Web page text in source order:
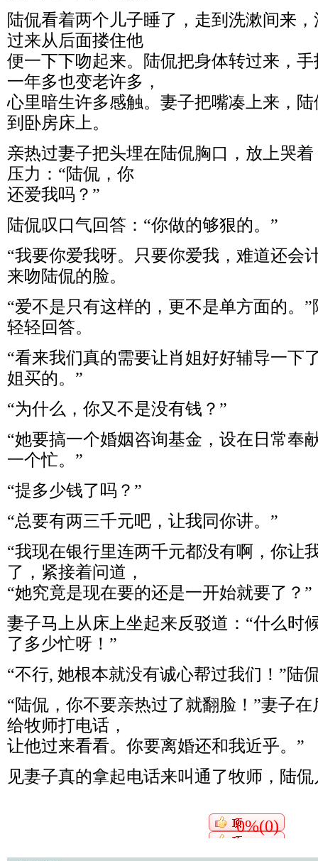
陆侃看着两个儿子睡了，走到洗漱间来
过来从后面搂住他
便一下下吻起来。陆侃把身体转过来，
一年多也变老许多，
心里暗生许多感触。妻子把嘴凑上来，
到卧房床上。
亲热过妻子把头埋在陆侃胸口，放上哭
压力：“陆侃，你
还爱我吗？”
陆侃叹口气回答：“你做的够狠的。”
“我要你爱我呀。只要你爱我，难道还会
来吻陆侃的脸。
“爱不是只有这样的，更不是单方面的。
轻轻回答。
“看来我们真的需要让肖姐好好辅导一下
姐买的。”
“为什么，你又不是没有钱？”
“她要搞一个婚姻咨询基金，设在日常奉
一个忙。”
“提多少钱了吗？”
“总要有两三千元吧，让我同你讲。”
“我现在银行里连两千元都没有啊，你让
了，紧接着问道，
“她究竟是现在要的还是一开始就要了？”
妻子马上从床上坐起来反驳道：“什么时
了多少忙呀！”
“不行, 她根本就没有诚心帮过我们！”陆
“陆侃，你不要亲热过了就翻脸！”妻子
给牧师打电话，
让他过来看看。你要离婚还和我近乎。”
见妻子真的拿起电话来叫通了牧师，陆
0%(0)